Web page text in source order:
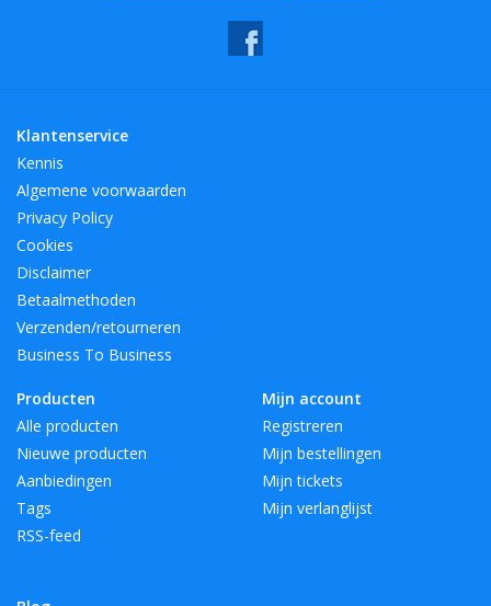
Klantenservice
Kennis
Algemene voorwaarden
Privacy Policy
Cookies
Disclaimer
Betaalmethoden
Verzenden/retourneren
Business To Business
Producten
Alle producten
Nieuwe producten
Aanbiedingen
Tags
RSS-feed
Mijn account
Registreren
Mijn bestellingen
Mijn tickets
Mijn verlanglijst